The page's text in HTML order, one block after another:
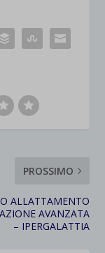
PROSSIMO
ALLATTAMENTO
AVANZATA
– IPERGALATTIA